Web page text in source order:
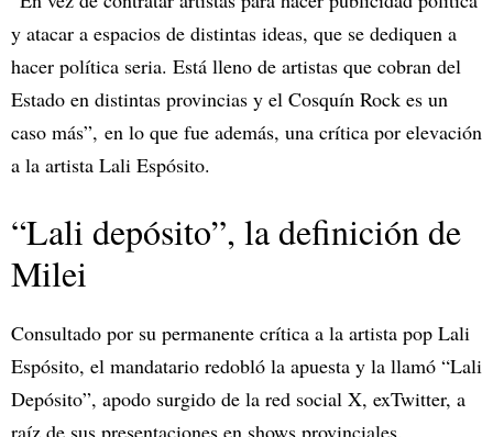
y atacar a espacios de distintas ideas, que se dediquen a
hacer política seria. Está lleno de artistas que cobran del
Estado en distintas provincias y el Cosquín Rock es un
caso más”, en lo que fue además, una crítica por elevación
a la artista Lali Espósito.
“Lali depósito”, la definición de
Milei
Consultado por su permanente crítica a la artista pop Lali
Espósito, el mandatario redobló la apuesta y la llamó “Lali
Depósito”, apodo surgido de la red social X, exTwitter, a
raíz de sus presentaciones en shows provinciales.